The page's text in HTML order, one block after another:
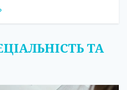
ТА